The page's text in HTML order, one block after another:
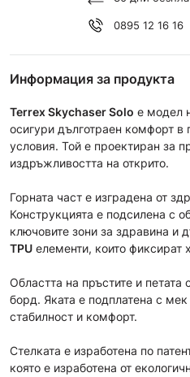
0895 12 16 16
Информация за продукта
Terrex Skychaser Solo е модел
осигури дълготраен комфорт в
условия. Той е проектиран за
издръжливостта на открито.
Горната част е изградена от
Конструкцията е подсилена с
ключовите зони за здравина и
TPU елементи, които фиксират
Областта на пръстите и петата
борд. Яката е подплатена с
стабилност и комфорт.
Стелката е изработена по
която е изработена от